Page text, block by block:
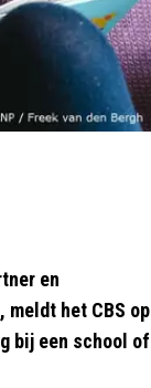
en
het CBS op
bij een school of